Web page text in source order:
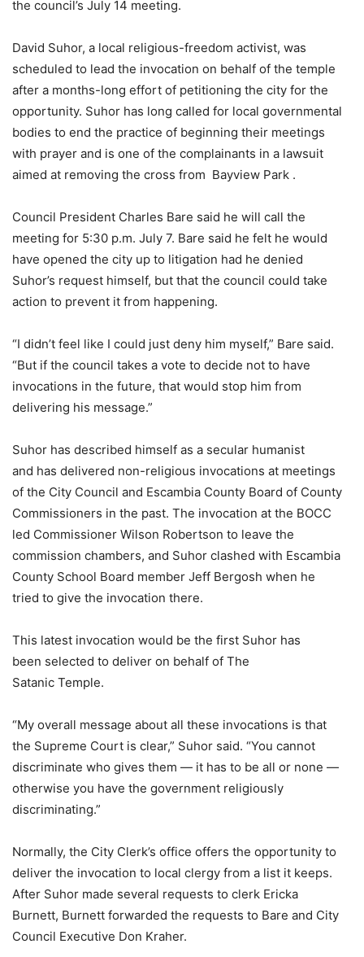
the council’s July 14 meeting.
David Suhor, a local religious-freedom activist, was
scheduled to lead the invocation on behalf of the temple
after a months-long effort of petitioning the city for the
opportunity. Suhor has long called for local governmental
bodies to end the practice of beginning their meetings
with prayer and is one of the complainants in a lawsuit
aimed at removing the cross from Bayview Park .
Council President Charles Bare said he will call the
meeting for 5:30 p.m. July 7. Bare said he felt he would
have opened the city up to litigation had he denied
Suhor’s request himself, but that the council could take
action to prevent it from happening.
“I didn’t feel like I could just deny him myself,” Bare said.
“But if the council takes a vote to decide not to have
invocations in the future, that would stop him from
delivering his message.”
Suhor has described himself as a secular humanist
and has delivered non-religious invocations at meetings
of the City Council and Escambia County Board of County
Commissioners in the past. The invocation at the BOCC
led Commissioner Wilson Robertson to leave the
commission chambers, and Suhor clashed with Escambia
County School Board member Jeff Bergosh when he
tried to give the invocation there.
This latest invocation would be the first Suhor has
been selected to deliver on behalf of The
Satanic Temple.
“My overall message about all these invocations is that
the Supreme Court is clear,” Suhor said. “You cannot
discriminate who gives them — it has to be all or none —
otherwise you have the government religiously
discriminating.”
Normally, the City Clerk’s office offers the opportunity to
deliver the invocation to local clergy from a list it keeps.
After Suhor made several requests to clerk Ericka
Burnett, Burnett forwarded the requests to Bare and City
Council Executive Don Kraher.